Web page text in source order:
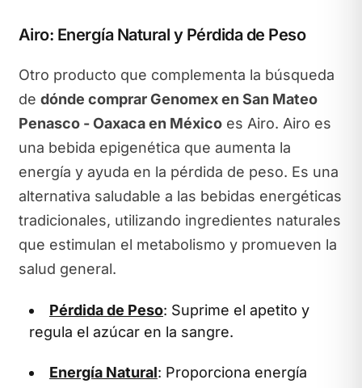
Airo: Energía Natural y Pérdida de Peso
Otro producto que complementa la búsqueda
de dónde comprar Genomex en San Mateo
Penasco - Oaxaca en Méxicoes Airo. Airo es
una bebida epigenética que aumenta la
energía y ayuda en la pérdida de peso. Es una
alternativa saludable a las bebidas energéticas
tradicionales, utilizando ingredientes naturales
que estimulan el metabolismo y promueven la
salud general.
Pérdida de Peso: Suprime el apetito y
regula el azúcar en la sangre.
Energía Natural: Proporciona energía